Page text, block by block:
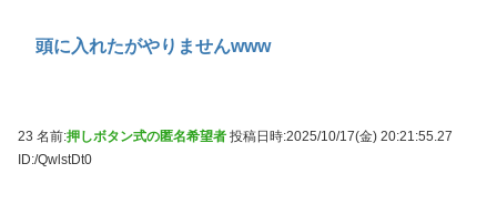
頭に入れたがやりませんwww
23 名前:押しボタン式の匿名希望者 投稿日時:2025/10/17(金) 20:21:55.27
ID:/QwlstDt0